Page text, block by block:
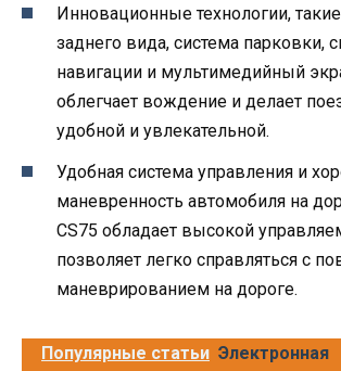
Инновационные технологии,
заднего вида, система парковки,
навигации и мультимедийный
облегчает вождение и делает
удобной и увлекательной.
Удобная система управления и
маневренность автомобиля на
CS75 обладает высокой
позволяет легко справляться с
маневрированием на дороге.
Популярные статьи Электронная